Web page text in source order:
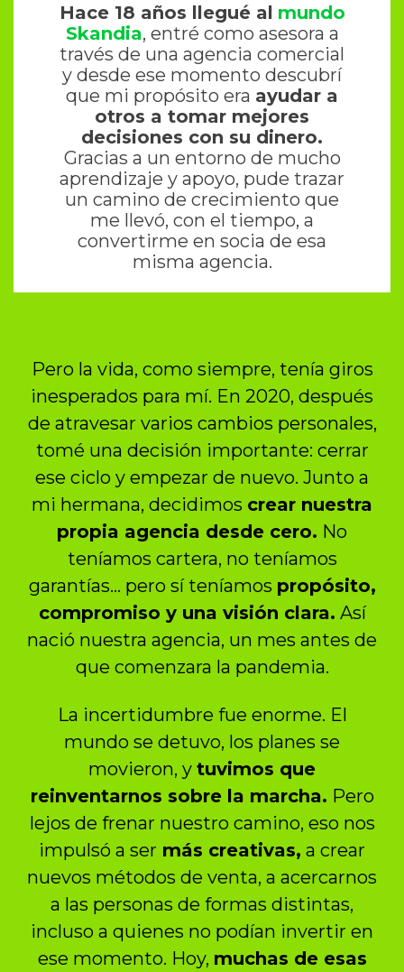
Hace 18 años llegué al mundo
Skandia, entré como asesora a
través de una agencia comercial
y desde ese momento descubrí
que mi propósito era ayudar a
otros a tomar mejores
decisiones con su dinero.
Gracias a un entorno de mucho
aprendizaje y apoyo, pude trazar
un camino de crecimiento que
me llevó, con el tiempo, a
convertirme en socia de esa
misma agencia.
Pero la vida, como siempre, tenía giros
inesperados para mí. En 2020, después
de atravesar varios cambios personales,
tomé una decisión importante: cerrar
ese ciclo y empezar de nuevo. Junto a
mi hermana, decidimos crear nuestra
propia agencia desde cero. No
teníamos cartera, no teníamos
garantías… pero sí teníamos propósito,
compromiso y una visión clara. Así
nació nuestra agencia, un mes antes de
que comenzara la pandemia.
La incertidumbre fue enorme. El
mundo se detuvo, los planes se
movieron, y tuvimos que
reinventarnos sobre la marcha. Pero
lejos de frenar nuestro camino, eso nos
impulsó a ser más creativas, a crear
nuevos métodos de venta, a acercarnos
a las personas de formas distintas,
incluso a quienes no podían invertir en
ese momento. Hoy, muchas de esas